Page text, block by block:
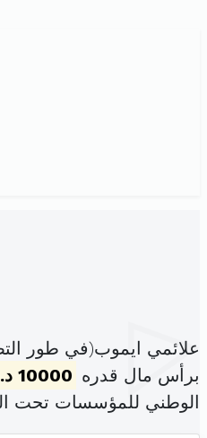
علائمي ايموب(في طور
برأس مال قدره 10000 د.ت
الوطني للمؤسسات تحت